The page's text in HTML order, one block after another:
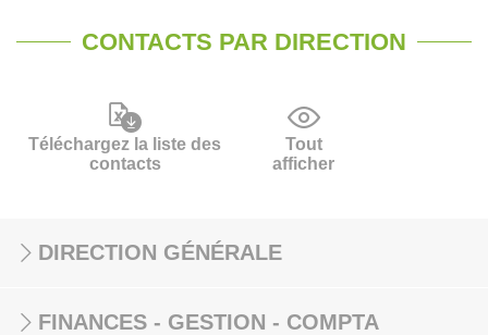
CONTACTS PAR DIRECTION
Téléchargez la liste des
contacts
Tout
afficher
DIRECTION GÉNÉRALE
FINANCES - GESTION - COMPTA